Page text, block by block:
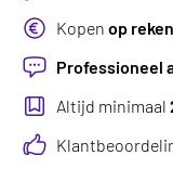
Kopen op
Professioneel
Altijd minimaal